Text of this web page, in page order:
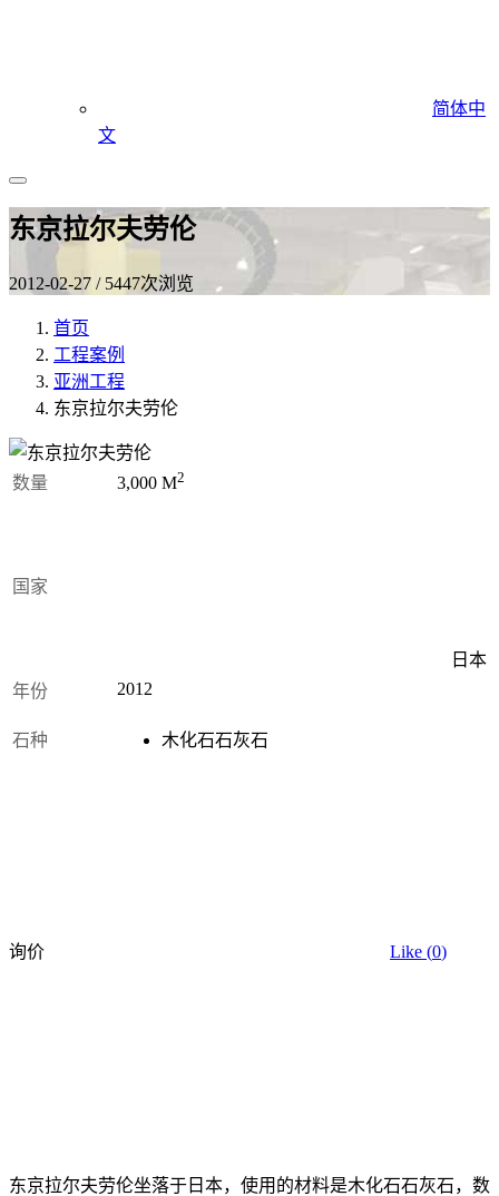
简体中
文
东京拉尔夫劳伦
2012-02-27 / 5447次浏览
首页
工程案例
亚洲工程
东京拉尔夫劳伦
数量 3,000 M2
国家
日本
年份
2012
石种 木化石石灰石
询价 Like (0)
东京拉尔夫劳伦坐落于日本，使用的材料是木化石石灰石，数